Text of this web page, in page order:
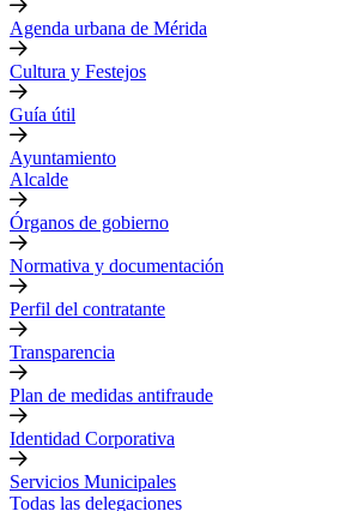
Agenda urbana de Mérida
Cultura y Festejos
Guía útil
Ayuntamiento
Alcalde
Órganos de gobierno
Normativa y documentación
Perfil del contratante
Transparencia
Plan de medidas antifraude
Identidad Corporativa
Servicios Municipales
Todas las delegaciones